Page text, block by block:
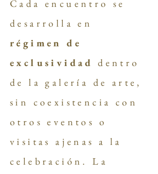
Cada encuentro se
desarrolla en
régimen de
exclusividad dentro
de la galería de arte,
sin coexistencia con
otros eventos o
visitas ajenas a la
celebración. La